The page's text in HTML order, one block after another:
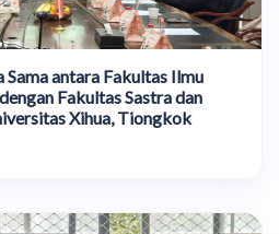
Sama antara Fakultas Ilmu
Fakultas Sastra dan
Xihua, Tiongkok